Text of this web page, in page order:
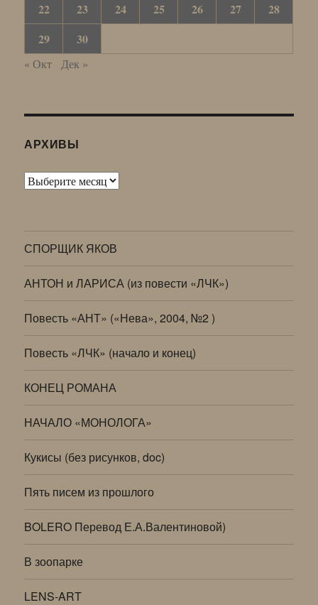
22
23 24 25 26 27
28
29
30
« Окт Дек »
АРХИВЫ
Архивы
СПОРЩИК ЯКОВ
АНТОН и ЛАРИСА (из повести «ЛЧК»)
Повесть «АНТ» («Нева», 2004, №2 )
Повесть «ЛЧК» (начало и конец)
КОНЕЦ РОМАНА
НАЧАЛО «МОНОЛОГА»
Кукисы (без рисунков, doc)
Пять писем из прошлого
BOLERO Перевод Е.А.Валентиновой)
В зоопарке
LENS-ART